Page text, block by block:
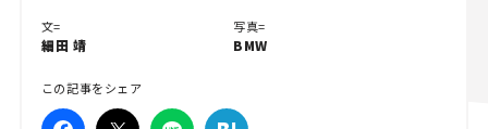
文=
細田 靖
写真=
BMW
この記事をシェア